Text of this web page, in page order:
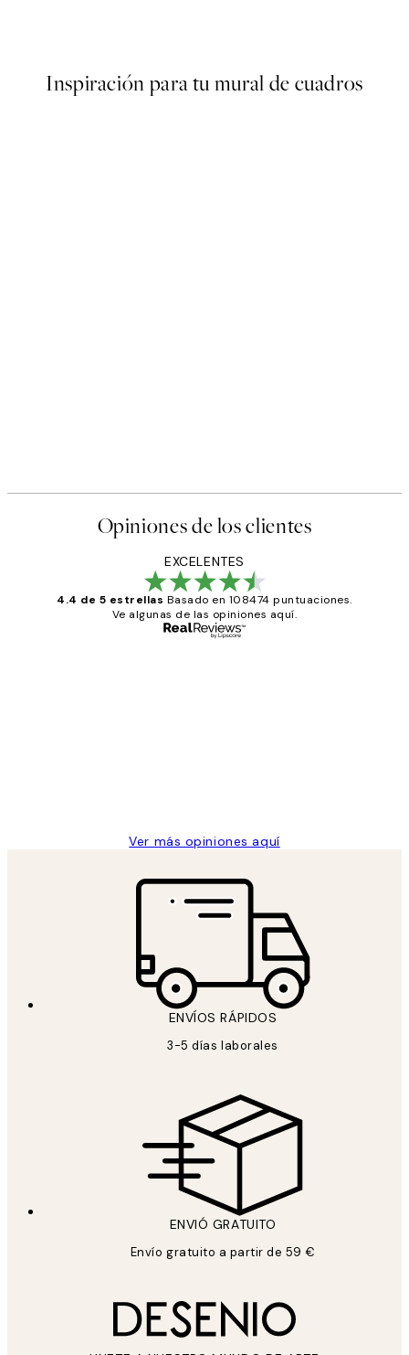
Inspiración para tu mural de cuadros
Opiniones de los clientes
EXCELENTES
4.4 de 5 estrellas Basado en 108474 puntuaciones.
Ve algunas de las opiniones aquí.
Ver más opiniones aquí
ENVÍOS RÁPIDOS
3-5 días laborales
ENVIÓ GRATUITO
Envío gratuito a partir de 59 €